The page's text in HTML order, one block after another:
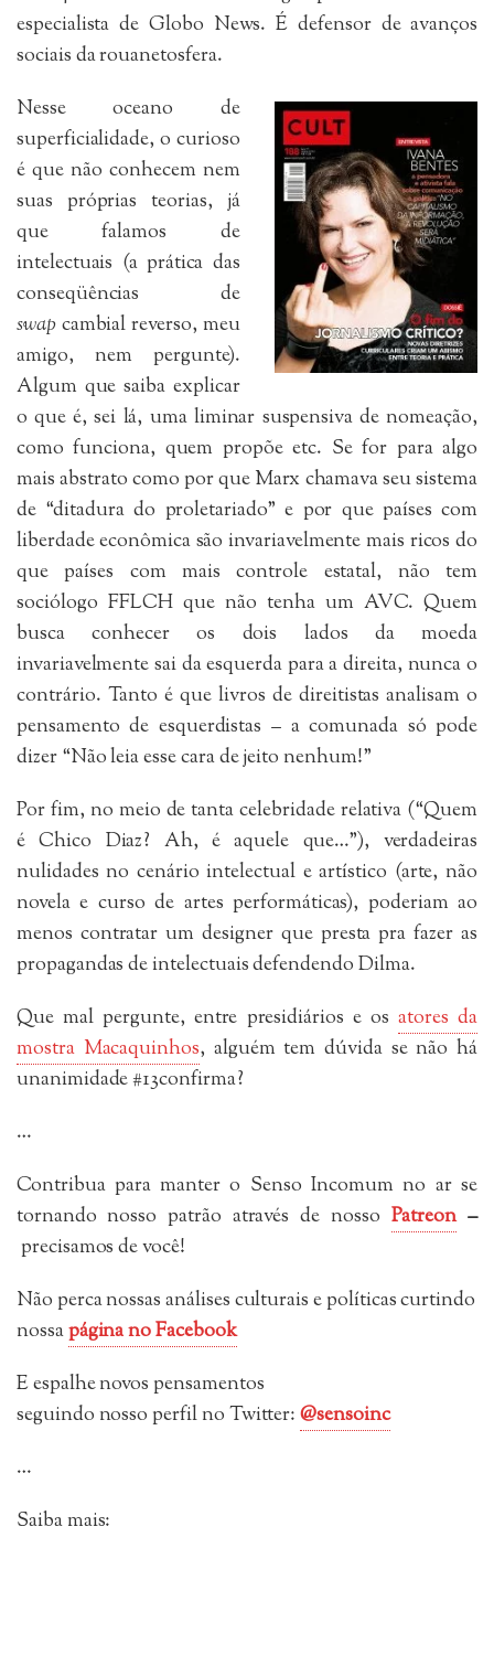
especialista de Globo News. É defensor de avanços
sociais da rouanetosfera.
Nesse oceano de
superficialidade, o curioso
é que não conhecem nem
suas próprias teorias, já
que falamos de
intelectuais (a prática das
conseqüências de
swapcambial reverso, meu
amigo, nem pergunte).
Algum que saiba explicar
o que é, sei lá, uma liminar suspensiva de nomeação,
como funciona, quem propõe etc. Se for para algo
mais abstrato como por que Marx chamava seu sistema
de “ditadura do proletariado” e por que países com
liberdade econômica são invariavelmente mais ricos do
que países com mais controle estatal, não tem
sociólogo FFLCH que não tenha um AVC. Quem
busca conhecer os dois lados da moeda
invariavelmente sai da esquerda para a direita, nunca o
contrário. Tanto é que livros de direitistas analisam o
pensamento de esquerdistas – a comunada só pode
dizer “Não leia esse cara de jeito nenhum!”
Por fim, no meio de tanta celebridade relativa (“Quem
é Chico Diaz? Ah, é aquele que…”), verdadeiras
nulidades no cenário intelectual e artístico (arte, não
novela e curso de artes performáticas), poderiam ao
menos contratar um designer que presta pra fazer as
propagandas de intelectuais defendendo Dilma.
Que mal pergunte, entre presidiários e osatores da
mostra Macaquinhos, alguém tem dúvida se não há
unanimidade #13confirma?
…
Contribua para manter o Senso Incomum no ar se
tornando nosso patrão através de nosso Patreon–
precisamos de você!
Não perca nossas análises culturais e políticas curtindo
nossapágina no Facebook
E espalhe novos pensamentos
seguindonosso perfil no Twitter:@sensoinc
…
Saiba mais: